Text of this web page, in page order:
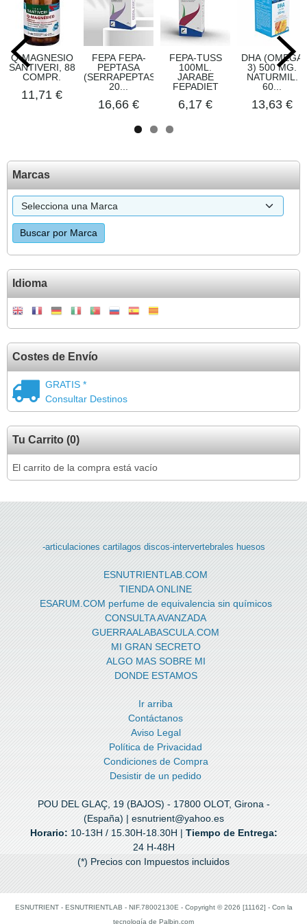
Marcas
Idioma
Costes de Envío
GRATIS *
Consultar Destinos
Tu Carrito (0)
El carrito de la compra está vacío
Q-MAGNESIO
SANTIVERI, 88
COMPR.
11,71 €
FEPA FEPA-
PEPTASA
(SERRAPEPTASA),
20...
16,66 €
FEPA-TUSS
100ML.
JARABE
FEPADIET
6,17 €
DHA (OMEGA
3) 500 MG.
NATURMIL.
60...
13,63 €
-articulaciones cartilagos discos-intervertebrales huesos
ESNUTRIENTLAB.COM
TIENDA ONLINE
ESARUM.COM perfume de equivalencia sin químicos
CONSULTA AVANZADA
GUERRAALABASCULA.COM
MI GRAN SECRETO
ALGO MAS SOBRE MI
DONDE ESTAMOS
Ir arriba
Contáctanos
Aviso Legal
Política de Privacidad
Condiciones de Compra
Desistir de un pedido
POU DEL GLAÇ, 19 (BAJOS) - 17800 OLOT, Girona -
(España) | esnutrient@yahoo.es
Horario: 10-13H / 15.30H-18.30H | Tiempo de Entrega:
24 H-48H
(*) Precios con Impuestos incluidos
ESNUTRIENT - ESNUTRIENTLAB - NIF.78002130E - Copyright © 2026 [11162] - Con la
tecnología de Palbin.com